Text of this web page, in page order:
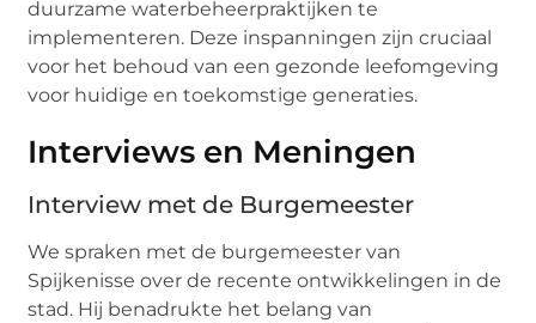
duurzame waterbeheerpraktijken te
implementeren. Deze inspanningen zijn cruciaal
voor het behoud van een gezonde leefomgeving
voor huidige en toekomstige generaties.
Interviews en Meningen
Interview met de Burgemeester
We spraken met de burgemeester van
Spijkenisse over de recente ontwikkelingen in de
stad. Hij benadrukte het belang van